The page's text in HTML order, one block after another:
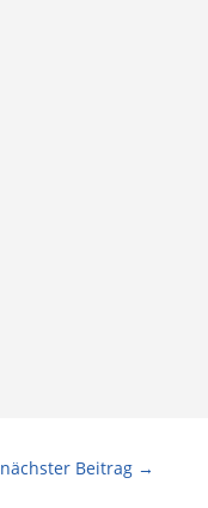
nächster Beitrag →